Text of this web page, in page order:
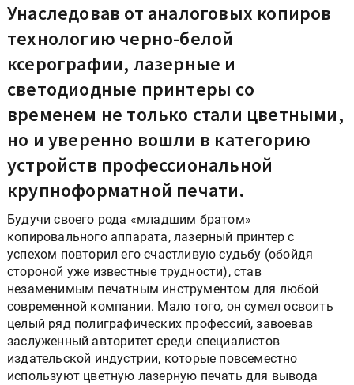
Унаследовав от аналоговых копиров
технологию черно-белой
ксерографии, лазерные и
светодиодные принтеры со
временем не только стали цветными,
но и уверенно вошли в категорию
устройств профессиональной
крупноформатной печати.
Будучи своего рода «младшим братом»
копировального аппарата, лазерный принтер с
успехом повторил его счастливую судьбу (обойдя
стороной уже известные трудности), став
незаменимым печатным инструментом для любой
современной компании. Мало того, он сумел освоить
целый ряд полиграфических профессий, завоевав
заслуженный авторитет среди специалистов
издательской индустрии, которые повсеместно
используют цветную лазерную печать для вывода